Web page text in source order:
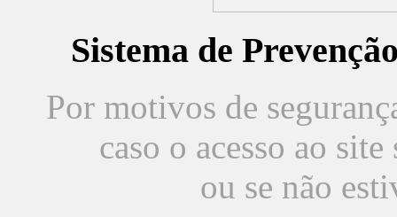
Sistema de
Por motivos de
caso o acesso ao
ou se não